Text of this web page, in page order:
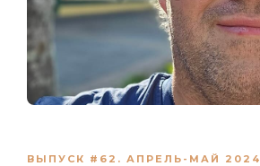
ВЫПУСК #62. АПРЕЛЬ-МАЙ 2024